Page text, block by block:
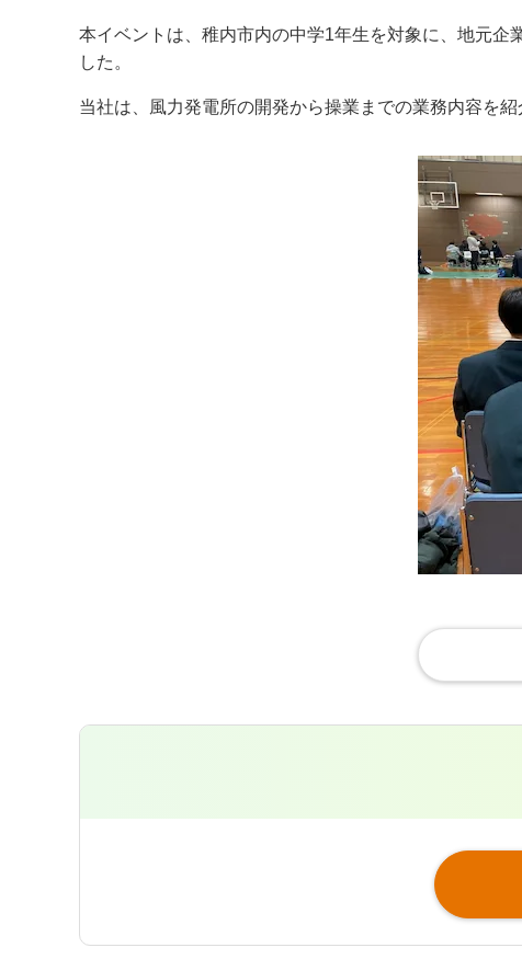
本イベントは、稚内市内の中学1年生を対象に、地元企
した。
当社は、風力発電所の開発から操業までの業務内容を